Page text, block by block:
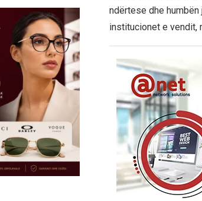
ndërtese dhe
institucionet e vendit,